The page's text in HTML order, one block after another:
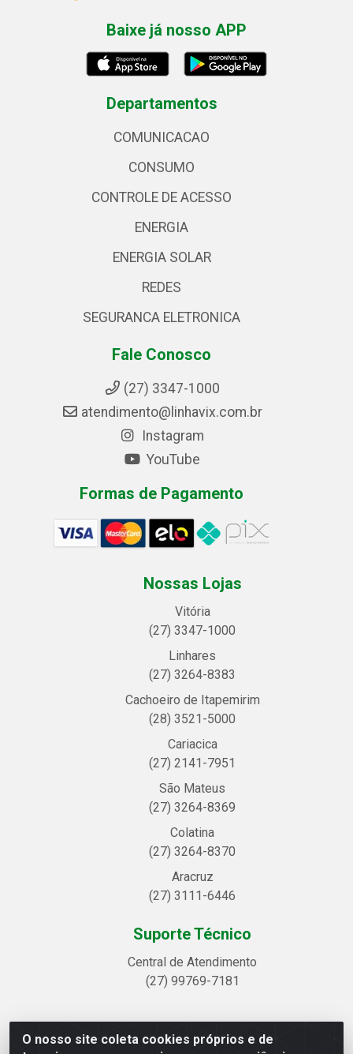
O nosso site coleta cookies próprios e de
Baixe já nosso APP
Departamentos
COMUNICACAO
CONSUMO
CONTROLE DE ACESSO
ENERGIA
ENERGIA SOLAR
REDES
SEGURANCA ELETRONICA
Fale Conosco
(27) 3347-1000
atendimento@linhavix.com.br
Instagram
YouTube
Formas de Pagamento
Nossas Lojas
Vitória
(27) 3347-1000
Linhares
(27) 3264-8383
Cachoeiro de Itapemirim
(28) 3521-5000
Cariacica
(27) 2141-7951
São Mateus
(27) 3264-8369
Colatina
(27) 3264-8370
Aracruz
(27) 3111-6446
Suporte Técnico
Central de Atendimento
(27) 99769-7181
Linhavix Distribuidora LTDA - Avenida Alegre, 2521 -